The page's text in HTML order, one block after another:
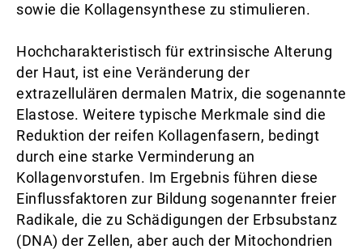
sowie die Kollagensynthese zu stimulieren.
Hochcharakteristisch für extrinsische Alterung
der Haut, ist eine Veränderung der
extrazellulären dermalen Matrix, die sogenannte
Elastose. Weitere typische Merkmale sind die
Reduktion der reifen Kollagenfasern, bedingt
durch eine starke Verminderung an
Kollagenvorstufen. Im Ergebnis führen diese
Einflussfaktoren zur Bildung sogenannter freier
Radikale, die zu Schädigungen der Erbsubstanz
(DNA) der Zellen, aber auch der Mitochondrien